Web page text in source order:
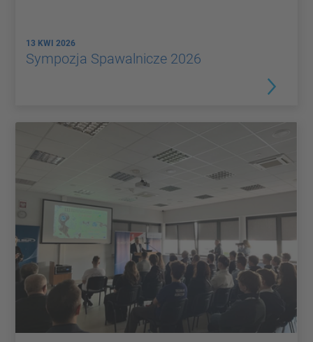
13 KWI 2026
Sympozja Spawalnicze 2026